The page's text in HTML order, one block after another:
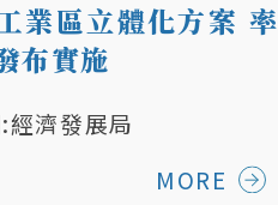
業區立體化方案 率
布實施
經濟發展局
MORE